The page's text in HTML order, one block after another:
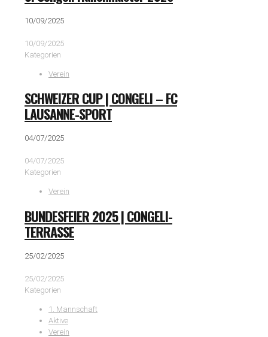
10/09/2025
10/09/2025
Kategorien
Verein
SCHWEIZER CUP | CONGELI – FC
LAUSANNE-SPORT
04/07/2025
04/07/2025
Kategorien
Verein
BUNDESFEIER 2025 | CONGELI-
TERRASSE
25/02/2025
25/02/2025
Kategorien
1. Mannschaft
Aktive
Verein